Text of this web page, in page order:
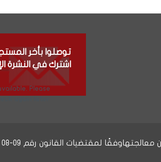
توصلوا بأخر
اشترك في النشرة
Please